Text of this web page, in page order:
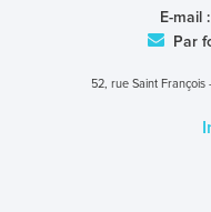
E-mail :
Par
52, rue Saint François